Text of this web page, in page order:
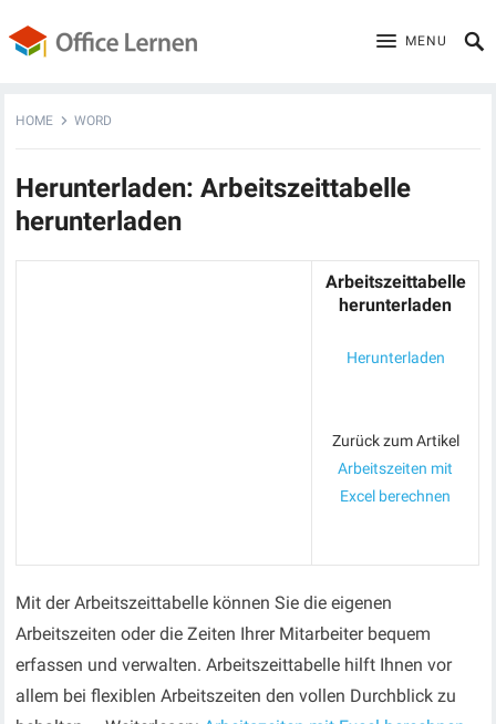
MENU
HOME WORD
Herunterladen: Arbeitszeittabelle
herunterladen
Arbeitszeittabelle
herunterladen
Herunterladen
Zurück zum Artikel
Arbeitszeiten mit
Excel berechnen
Mit der Arbeitszeittabelle können Sie die eigenen
Arbeitszeiten oder die Zeiten Ihrer Mitarbeiter bequem
erfassen und verwalten. Arbeitszeittabelle hilft Ihnen vor
allem bei flexiblen Arbeitszeiten den vollen Durchblick zu